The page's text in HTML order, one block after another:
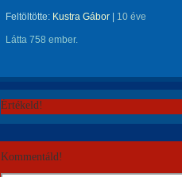
Feltöltötte: Kustra Gábor 10 éve
Látta 758 ember.
Értékeld!
Kommentáld!